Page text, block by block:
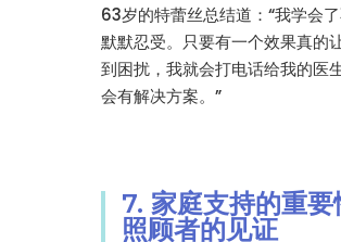
63岁的特蕾丝总结道：“我学会
默默忍受。只要有一个效果真的
到困扰，我就会打电话给我的医
会有解决方案。”
7. 家庭支持的重要
照顾者的见证